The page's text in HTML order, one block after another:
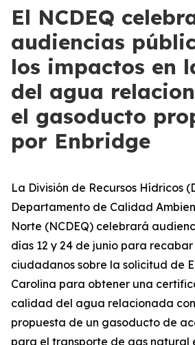
El NCDEQ
audiencias
los impactos en
del agua
el gasoducto
por Enbridge
La División de Recursos Hídricos
Departamento de Calidad
Norte (NCDEQ) celebrará
días 12 y 24 de junio para
ciudadanos sobre la solicitud de
Carolina para obtener una
calidad del agua relacionada
propuesta de un gasoducto de
para el transporte de gas natural